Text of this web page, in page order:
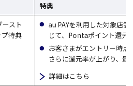
特典
スト
特典
au PAYを利用した対象店
じて、Pontaポイント還元
お客さまがエントリー時
さらに還元率が上がり、最
詳細はこちら